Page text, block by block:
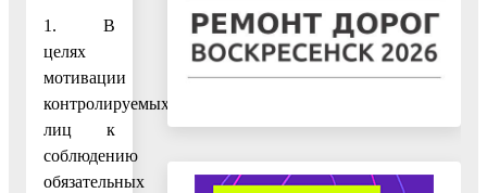
1. В
целях
мотивации
контролируемых
лиц к
соблюдению
обязательных